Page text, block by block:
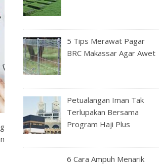
5 Tips Merawat Pagar
BRC Makassar Agar Awet
Petualangan Iman Tak
Terlupakan Bersama
Program Haji Plus
6 Cara Ampuh Menarik